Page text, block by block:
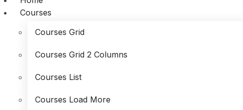
Courses
Courses Grid
Courses Grid 2 Columns
Courses List
Courses Load More